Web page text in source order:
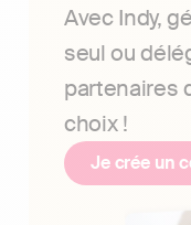
Avec Indy,
seul ou
partenaires
choix !
Je crée un